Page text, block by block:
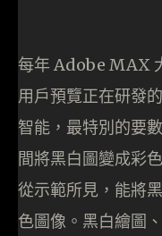
每年 Adobe MAX
用戶預覽正在研發
智能，最特別的要
間將黑白圖變成彩色
從示範所見，能將
色圖像。黑白繪圖